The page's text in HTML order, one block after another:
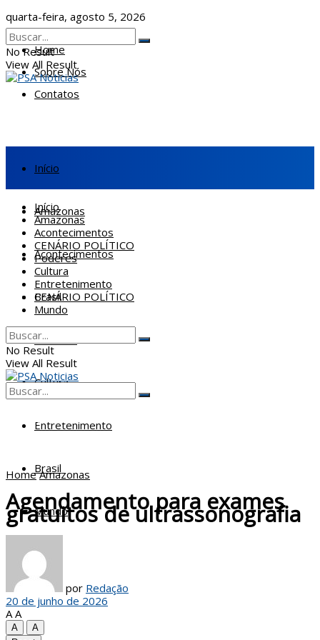
quarta-feira, agosto 5, 2026
Home
Sobre Nós
Contatos
No Result
View All Result
Início
Amazonas
Acontecimentos
CENÁRIO POLÍTICO
Poderes
Cultura
Entretenimento
Brasil
Mundo
Início
Amazonas
Acontecimentos
CENÁRIO POLÍTICO
Poderes
Cultura
Entretenimento
Brasil
Mundo
No Result
View All Result
View All Result
Home Amazonas
Agendamento para exames
gratuitos de ultrassonografia
por Redação
20 de junho de 2026
A A
A
A